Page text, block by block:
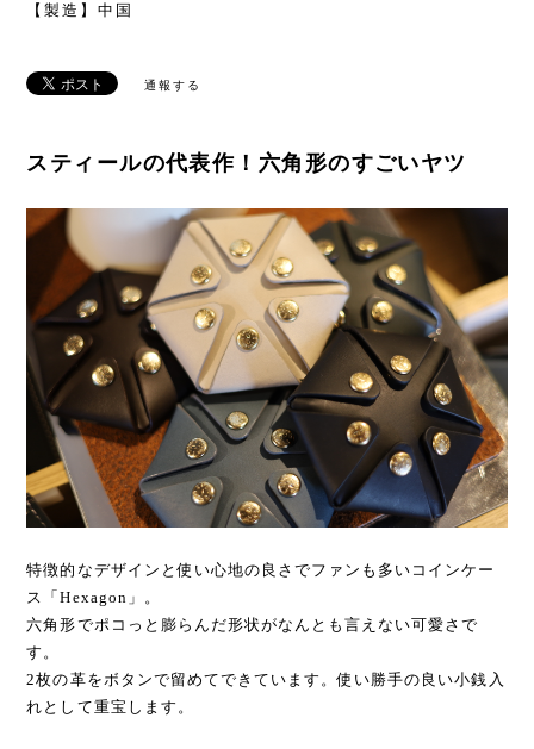
【製造】中国
通報する
スティールの代表作！六角形のすごいヤツ
特徴的なデザインと使い心地の良さでファンも多いコインケー
ス「Hexagon」。
六角形でポコっと膨らんだ形状がなんとも言えない可愛さで
す。
2枚の革をボタンで留めてできています。使い勝手の良い小銭入
れとして重宝します。